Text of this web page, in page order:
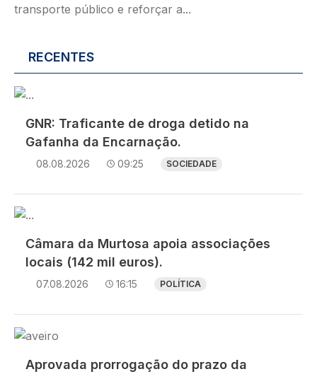
transporte público e reforçar a...
RECENTES
Imagem
GNR: Traficante de droga detido na
Gafanha da Encarnação.
08.08.2026 09:25 SOCIEDADE
Imagem
Câmara da Murtosa apoia associações
locais (142 mil euros).
07.08.2026 16:15 POLÍTICA
Imagem
Aprovada prorrogação do prazo da